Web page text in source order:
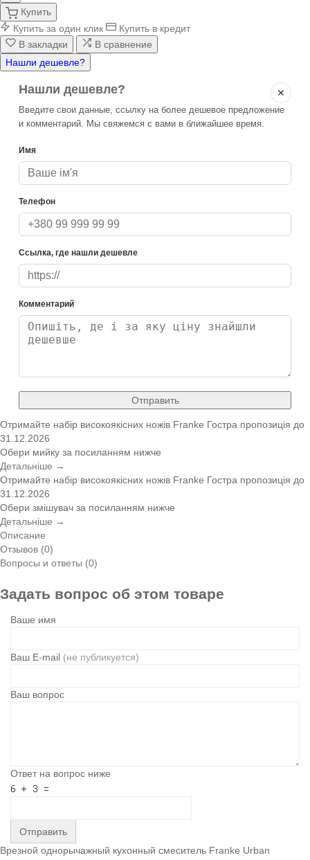
Купить
Купить за один клик
Купить в кредит
В закладки
В сравнение
Нашли дешевле?
✕
Нашли дешевле?
Введите свои данные, ссылку на более дешевое предложение
и комментарий. Мы свяжемся с вами в ближайшее время.
Имя
Телефон
Ссылка, где нашли дешевле
Комментарий
Отправить
Отримайте набір високоякісних ножів Franke Гостра пропозиція до
31.12.2026
Обери мийку за посиланням нижче
Детальніше →
Отримайте набір високоякісних ножів Franke Гостра пропозиція до
31.12.2026
Обери змішувач за посиланням нижче
Детальніше →
Описание
Отзывов (0)
Вопросы и ответы (0)
Задать вопрос об этом товаре
Ваше имя
Ваш E-mail (не публикуется)
Ваш вопрос
Ответ на вопрос ниже
Отправить
Врезной однорычажный кухонный смеситель Franke Urban